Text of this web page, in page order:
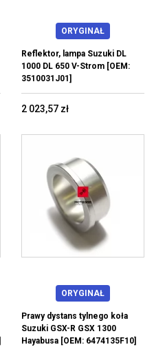
ORYGINAŁ
Reflektor, lampa Suzuki DL
1000 DL 650 V-Strom [OEM:
3510031J01]
2 023,57 zł
ORYGINAŁ
Prawy dystans tylnego koła
Suzuki GSX-R GSX 1300
Hayabusa [OEM: 6474135F10]